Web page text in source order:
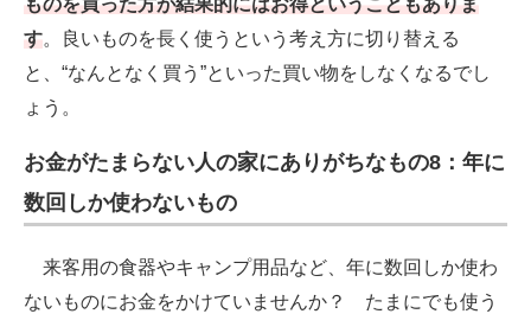
ものを買った方が結果的にはお得ということもありま
す。良いものを長く使うという考え方に切り替える
と、“なんとなく買う”といった買い物をしなくなるでし
ょう。
お金がたまらない人の家にありがちなもの8：年に
数回しか使わないもの
来客用の食器やキャンプ用品など、年に数回しか使わ
ないものにお金をかけていませんか？ たまにでも使う